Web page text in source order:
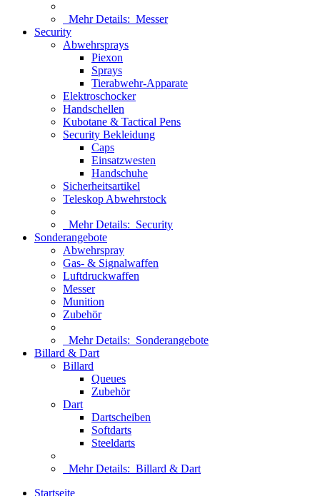
Mehr Details: Messer
Security
Abwehrsprays
Piexon
Sprays
Tierabwehr-Apparate
Elektroschocker
Handschellen
Kubotane & Tactical Pens
Security Bekleidung
Caps
Einsatzwesten
Handschuhe
Sicherheitsartikel
Teleskop Abwehrstock
Mehr Details: Security
Sonderangebote
Abwehrspray
Gas- & Signalwaffen
Luftdruckwaffen
Messer
Munition
Zubehör
Mehr Details: Sonderangebote
Billard & Dart
Billard
Queues
Zubehör
Dart
Dartscheiben
Softdarts
Steeldarts
Mehr Details: Billard & Dart
Startseite